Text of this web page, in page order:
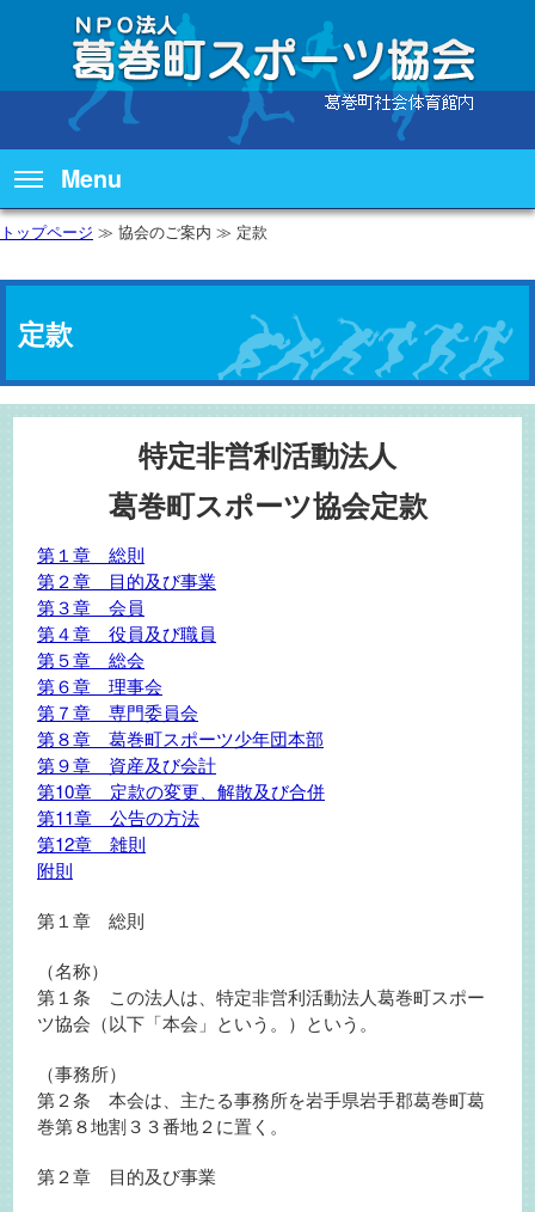
Menu
トップページ ≫ 協会のご案内 ≫ 定款
定款
特定非営利活動法人
葛巻町スポーツ協会定款
第１章 総則
第２章 目的及び事業
第３章 会員
第４章 役員及び職員
第５章 総会
第６章 理事会
第７章 専門委員会
第８章 葛巻町スポーツ少年団本部
第９章 資産及び会計
第10章 定款の変更、解散及び合併
第11章 公告の方法
第12章 雑則
附則
第１章 総則
（名称）
第１条 この法人は、特定非営利活動法人葛巻町スポー
ツ協会（以下「本会」という。）という。
（事務所）
第２条 本会は、主たる事務所を岩手県岩手郡葛巻町葛
巻第８地割３３番地２に置く。
第２章 目的及び事業